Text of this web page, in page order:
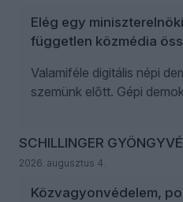
Elég egy
független közmédia
Valamiféle digitális népi
szemünk előtt. Gépi
SCHILLINGER
2026. augusztus 4.
Közvagyonvédelem,